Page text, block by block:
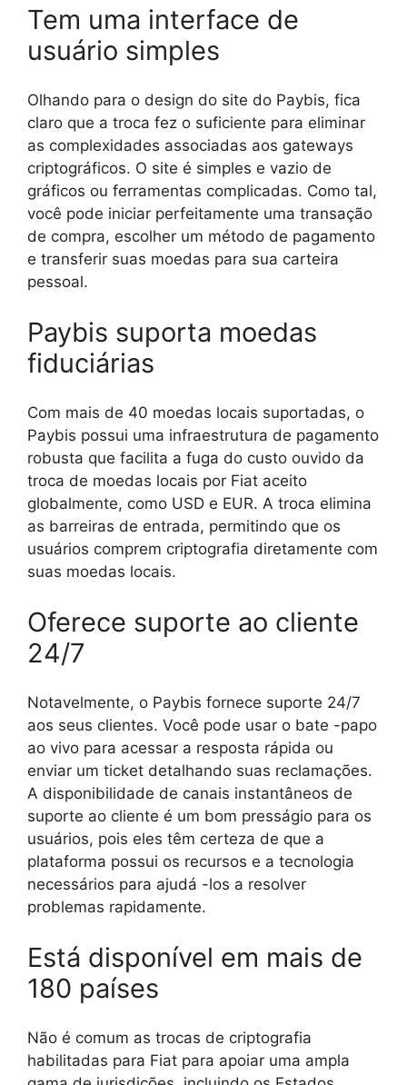
Tem uma interface de
usuário simples
Olhando para o design do site do Paybis, fica
claro que a troca fez o suficiente para eliminar
as complexidades associadas aos gateways
criptográficos. O site é simples e vazio de
gráficos ou ferramentas complicadas. Como tal,
você pode iniciar perfeitamente uma transação
de compra, escolher um método de pagamento
e transferir suas moedas para sua carteira
pessoal.
Paybis suporta moedas
fiduciárias
Com mais de 40 moedas locais suportadas, o
Paybis possui uma infraestrutura de pagamento
robusta que facilita a fuga do custo ouvido da
troca de moedas locais por Fiat aceito
globalmente, como USD e EUR. A troca elimina
as barreiras de entrada, permitindo que os
usuários comprem criptografia diretamente com
suas moedas locais.
Oferece suporte ao cliente
24/7
Notavelmente, o Paybis fornece suporte 24/7
aos seus clientes. Você pode usar o bate -papo
ao vivo para acessar a resposta rápida ou
enviar um ticket detalhando suas reclamações.
A disponibilidade de canais instantâneos de
suporte ao cliente é um bom presságio para os
usuários, pois eles têm certeza de que a
plataforma possui os recursos e a tecnologia
necessários para ajudá -los a resolver
problemas rapidamente.
Está disponível em mais de
180 países
Não é comum as trocas de criptografia
habilitadas para Fiat para apoiar uma ampla